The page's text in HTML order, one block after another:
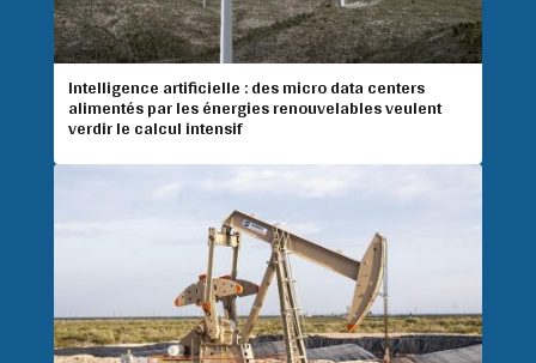
Intelligence artificielle : des micro data centers
alimentés par les énergies renouvelables veulent
verdir le calcul intensif